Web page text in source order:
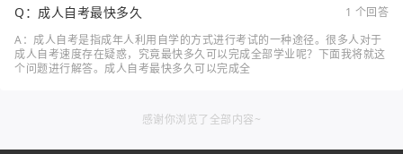
Q：成人自考最快多久
1 个回答
A：成人自考是指成年人利用自学的方式进行考试的一种途径。很多人对于
成人自考速度存在疑惑，究竟最快多久可以完成全部学业呢？下面我将就这
个问题进行解答。成人自考最快多久可以完成全
感谢你浏览了全部内容~